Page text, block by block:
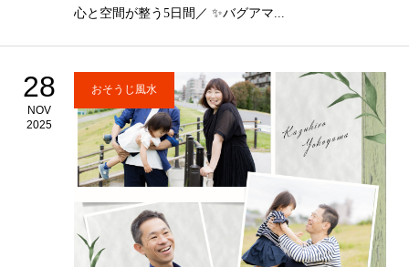
心と空間が整う5日間／ ✨バグアマ...
28
NOV
2025
おそうじ風水